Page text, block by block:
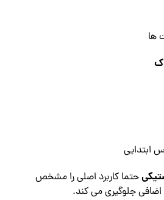
‌ها
ابتدایی
حتما کاربرد اصلی را مشخص
اضافی جلوگیری می کند.